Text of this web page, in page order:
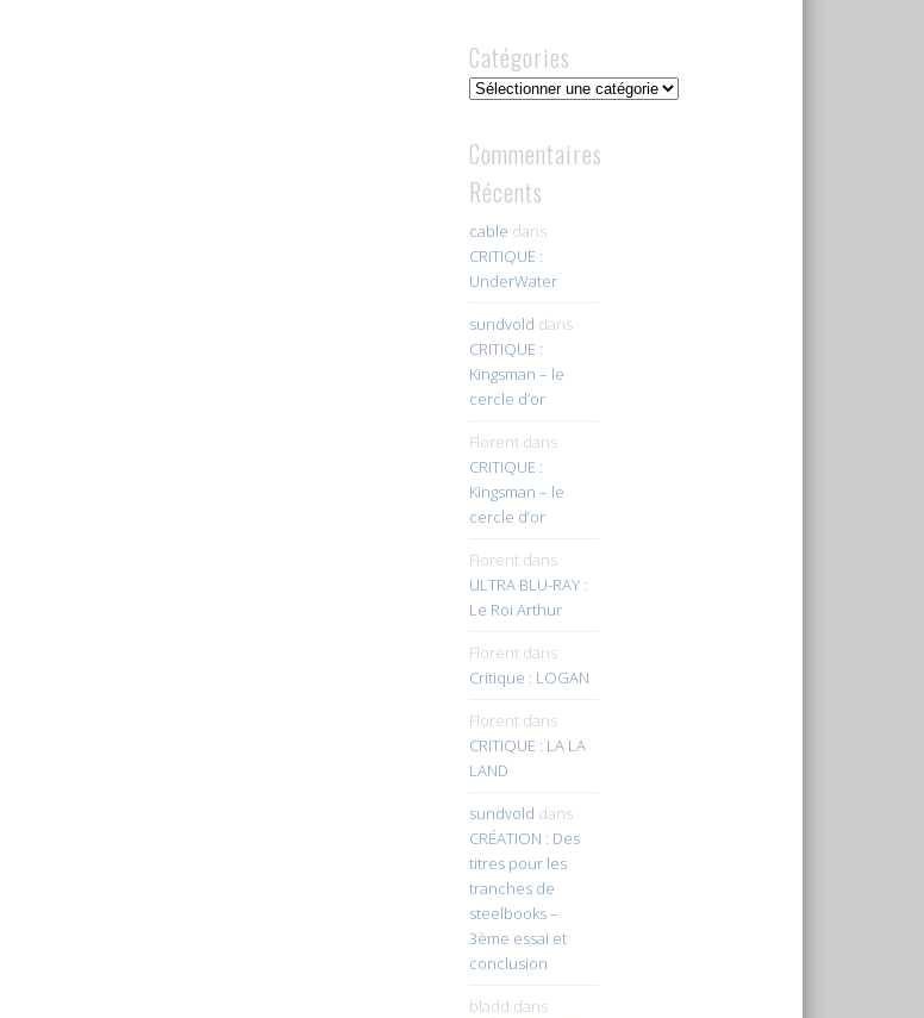
Catégories
Catégories
Commentaires
Récents
cable dans
CRITIQUE :
UnderWater
sundvold dans
CRITIQUE :
Kingsman – le
cercle d’or
Florentdans
CRITIQUE :
Kingsman – le
cercle d’or
Florentdans
ULTRA BLU-RAY :
Le Roi Arthur
Florentdans
Critique : LOGAN
Florentdans
CRITIQUE : LA LA
LAND
sundvold dans
CRÉATION : Des
titres pour les
tranches de
steelbooks –
3ème essai et
conclusion
bladd dans